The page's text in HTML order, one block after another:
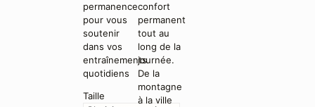
permanence
pour vous
soutenir
dans vos
entraînements
quotidiens
Taille
confort
permanent
tout au
long de la
journée.
De la
montagne
à la ville